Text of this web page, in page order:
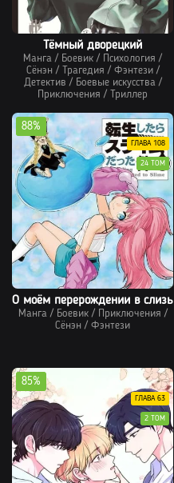
Тёмный дворецкий
Манга / Боевик / Психология /
Сёнэн / Трагедия / Фэнтези/
Детектив / Боевые искусства/
Приключения / Триллер
О моём перерождении в слизь
Манга/ Боевик/ Приключения /
Сёнэн / Фэнтези
88%
ГЛАВА 108
24 ТОМ
85%
ГЛАВА 63
2 ТОМ